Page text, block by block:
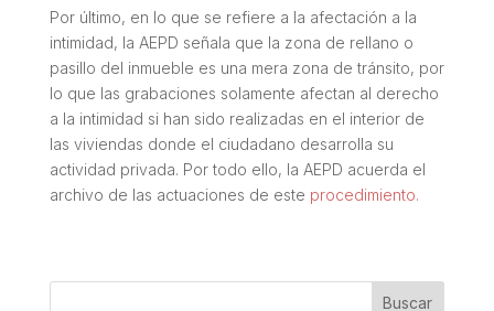
Por último, en lo que se refiere a la afectación a la
intimidad, la AEPD señala que la zona de rellano o
pasillo del inmueble es una mera zona de tránsito, por
lo que las grabaciones solamente afectan al derecho
a la intimidad si han sido realizadas en el interior de
las viviendas donde el ciudadano desarrolla su
actividad privada. Por todo ello, la AEPD acuerda el
archivo de las actuaciones de este procedimiento.
Buscar